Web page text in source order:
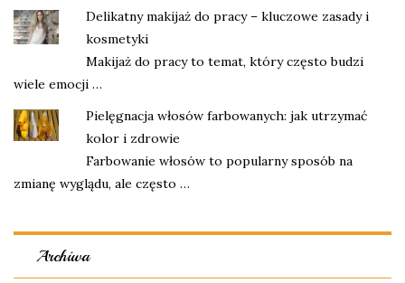
Delikatny makijaż do pracy – kluczowe zasady i
kosmetyki
Makijaż do pracy to temat, który często budzi
wiele emocji …
Pielęgnacja włosów farbowanych: jak utrzymać
kolor i zdrowie
Farbowanie włosów to popularny sposób na
zmianę wyglądu, ale często …
Archiwa